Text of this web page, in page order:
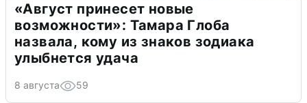
«Август принесет новые
возможности»: Тамара Глоба
назвала, кому из знаков зодиака
улыбнется удача
8 августа 59